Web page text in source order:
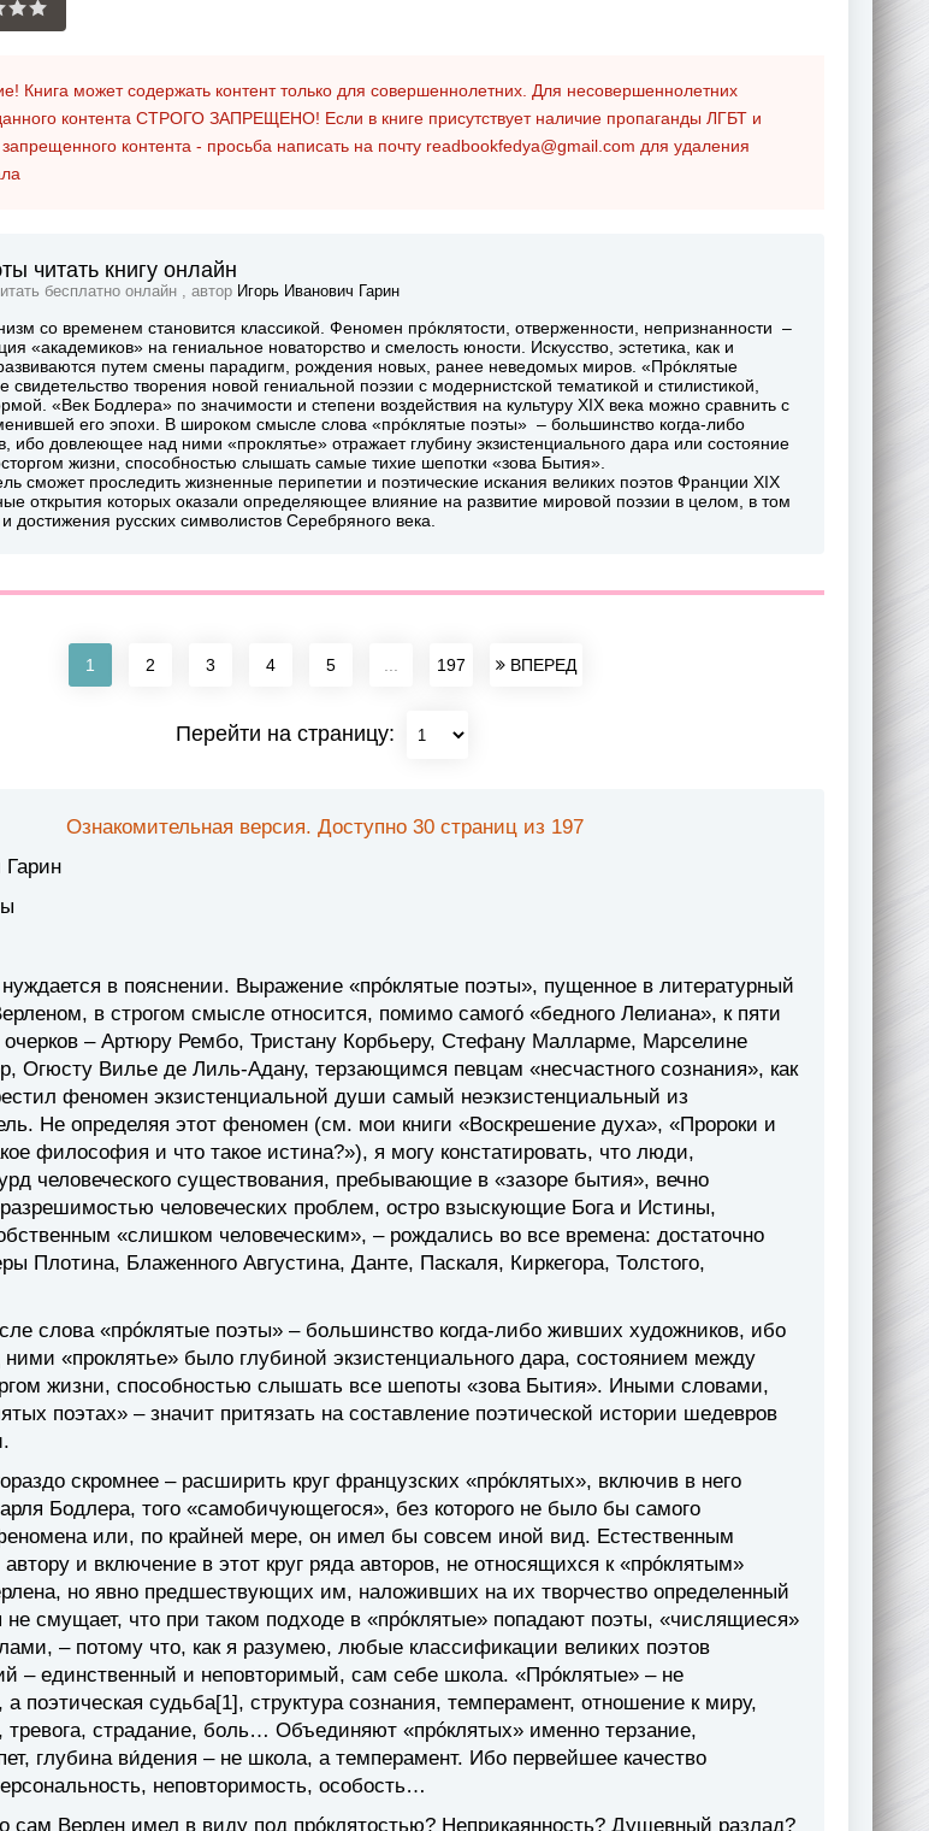
Книга может содержать контент только для совершеннолетних. Для несовершеннолетних
контента СТРОГО ЗАПРЕЩЕНО! Если в книге присутствует наличие пропаганды ЛГБТ и
запрещенного контента - просьба написать на почту readbookfedya@gmail.com для удаления
читать книгу онлайн
бесплатно онлайн , автор Игорь Иванович Гарин
со временем становится классикой. Феномен прóклятости, отверженности, непризнанности –
«академиков» на гениальное новаторство и смелость юности. Искусство, эстетика, как и
путем смены парадигм, рождения новых, ранее неведомых миров. «Прóклятые
творения новой гениальной поэзии с модернистской тематикой и стилистикой,
«Век Бодлера» по значимости и степени воздействия на культуру XIX века можно сравнить с
его эпохи. В широком смысле слова «прóклятые поэты» – большинство когда-либо
ибо довлеющее над ними «проклятье» отражает глубину экзистенциального дара или состояние
жизни, способностью слышать самые тихие шепотки «зова Бытия».
сможет проследить жизненные перипетии и поэтические искания великих поэтов Франции XIX
открытия которых оказали определяющее влияние на развитие мировой поэзии в целом, в том
достижения русских символистов Серебряного века.
1 2 3 4 5 ... 197 ВПЕРЕД
Перейти на страницу:
Ознакомительная версия. Доступно 30 страниц из 197
Гарин
нуждается в пояснении. Выражение «прóклятые поэты», пущенное в литературный
в строгом смысле относится, помимо самогó «бедного Лелиана», к пяти
очерков – Артюру Рембо, Тристану Корбьеру, Стефану Малларме, Марселине
Огюсту Вилье де Лиль-Адану, терзающимся певцам «несчастного сознания», как
феномен экзистенциальной души самый неэкзистенциальный из
Не определяя этот феномен (см. мои книги «Воскрешение духа», «Пророки и
философия и что такое истина?»), я могу констатировать, что люди,
человеческого существования, пребывающие в «зазоре бытия», вечно
человеческих проблем, остро взыскующие Бога и Истины,
«слишком человеческим», – рождались во все времена: достаточно
Плотина, Блаженного Августина, Данте, Паскаля, Киркегора, Толстого,
слова «прóклятые поэты» – большинство когда-либо живших художников, ибо
«проклятье» было глубиной экзистенциального дара, состоянием между
жизни, способностью слышать все шепоты «зова Бытия». Иными словами,
поэтах» – значит притязать на составление поэтической истории шедевров
скромнее – расширить круг французских «прóклятых», включив в него
Бодлера, того «самобичующегося», без которого не было бы самого
или, по крайней мере, он имел бы совсем иной вид. Естественным
автору и включение в этот круг ряда авторов, не относящихся к «прóклятым»
но явно предшествующих им, наложивших на их творчество определенный
не смущает, что при таком подходе в «прóклятые» попадают поэты, «числящиеся»
– потому что, как я разумею, любые классификации великих поэтов
– единственный и неповторимый, сам себе школа. «Прóклятые» – не
поэтическая судьба[1], структура сознания, темперамент, отношение к миру,
тревога, страдание, боль… Объединяют «прóклятых» именно терзание,
глубина ви́дения – не школа, а темперамент. Ибо первейшее качество
неповторимость, особость…
сам Верлен имел в виду под прóклятостью? Неприкаянность? Душевный разлад?